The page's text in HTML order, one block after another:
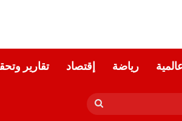
رياضة إقتصاد تقارير
بحث